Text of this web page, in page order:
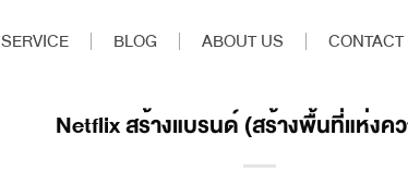
SERVICE BLOG ABOUT US
Netflix สร้างแบรนด์ (สร้างพื้นที่แห่งค